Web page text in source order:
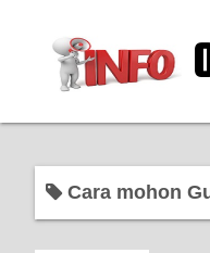
Cara mohon